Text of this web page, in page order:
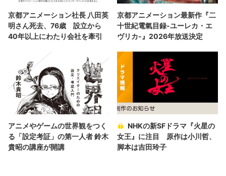
京都アニメーション社長 八田英
明さん死去、76歳 設立から
40年以上にわたり会社を牽引
京都アニメーション最新作『二
十世紀電氣目録-ユーレカ・エ
ヴリカ-』2026年放送決定
アニメやゲームの世界観をつく
る「設定考証」の第一人者 鈴木
貴昭の講座が開講
NHKの新SFドラマ『火星の
女王』に注目 原作は小川哲、
脚本は吉田玲子